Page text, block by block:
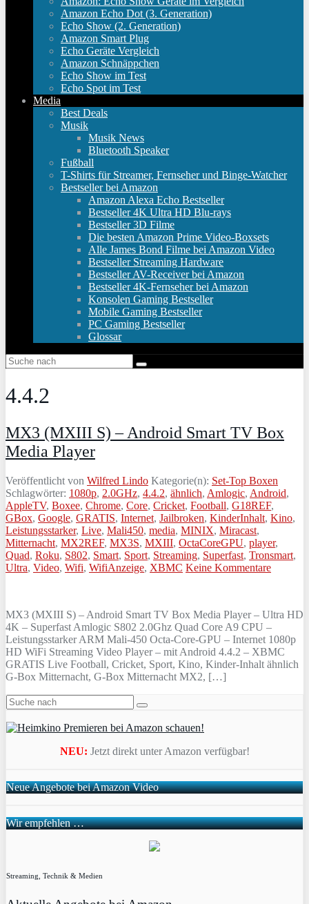
Amazon Echo Dot (3. Generation)
Echo Show (2. Generation)
Amazon Smart Plug
Echo Geräte Vergleich
Amazon Schnäppchen
Echo Show im Test
Echo Spot im Test
Media
Best Deals
Musik
Musik News
Bluetooth Speaker
Fußball
T-Shirts für Streamer, Fernseher und Binge-Watcher
Bestseller bei Amazon
Amazon Alexa Echo Bestseller
Bestseller 4K Ultra HD Blu-rays
Bestseller 3D Filme
Die besten Amazon Prime Video-Boxsets
Alle James Bond Filme bei Amazon Video
Bestseller Streaming Hardware
Bestseller AV-Receiver bei Amazon
Bestseller 4K-Fernseher bei Amazon
Konsolen Gaming Bestseller
Mobile Gaming Bestseller
PC Gaming Bestseller
Glossar
4.4.2
MX3 (MXIII S) – Android Smart TV Box
Media Player
Veröffentlicht von Wilfred Lindo Kategorie(n): Set-Top Boxen
Schlagwörter: 1080p, 2.0GHz, 4.4.2, ähnlich, Amlogic, Android,
AppleTV, Boxee, Chrome, Core, Cricket, Football, G18REF,
GBox, Google, GRATIS, Internet, Jailbroken, KinderInhalt, Kino,
Leistungsstarker, Live, Mali450, media, MINIX, Miracast,
Mitternacht, MX2REF, MX3S, MXIII, OctaCoreGPU, player,
Quad, Roku, S802, Smart, Sport, Streaming, Superfast, Tronsmart,
Ultra, Video, Wifi, WifiAnzeige, XBMC Keine Kommentare
MX3 (MXIII S) – Android Smart TV Box Media Player – Ultra HD
4K – Superfast Amlogic S802 2.0Ghz Quad Core A9 CPU –
Leistungsstarker ARM Mali-450 Octa-Core-GPU – Internet 1080p
HD WiFi Streaming Video Player – mit Android 4.4.2 – XBMC
GRATIS Live Football, Cricket, Sport, Kino, Kinder-Inhalt ähnlich
G-Box Mitternacht, G-Box Mitternacht MX2, […]
NEU: Jetzt direkt unter Amazon verfügbar!
Neue Angebote bei Amazon Video
Wir empfehlen …
Streaming, Technik & Medien